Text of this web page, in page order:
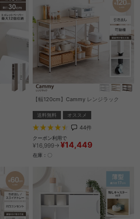
【幅120cm】Cammy レンジラック
送料無料 オススメ
44件
クーポン利用で
¥16,999→ ¥14,449
在庫：〇